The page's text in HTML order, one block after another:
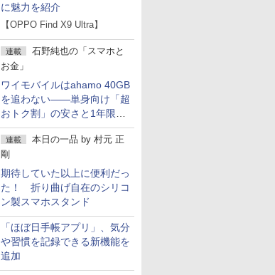
に魅力を紹介
【OPPO Find X9 Ultra】
連載
石野純也の「スマホと
お金」
ワイモバイルはahamo 40GB
を追わない――単身向け「超
おトク割」の安さと1年限定
の注意点
連載 本日の一品 by 村元 正
剛
期待していた以上に便利だっ
た！ 折り曲げ自在のシリコ
ン製スマホスタンド
「ほぼ日手帳アプリ」、気分
や習慣を記録できる新機能を
追加